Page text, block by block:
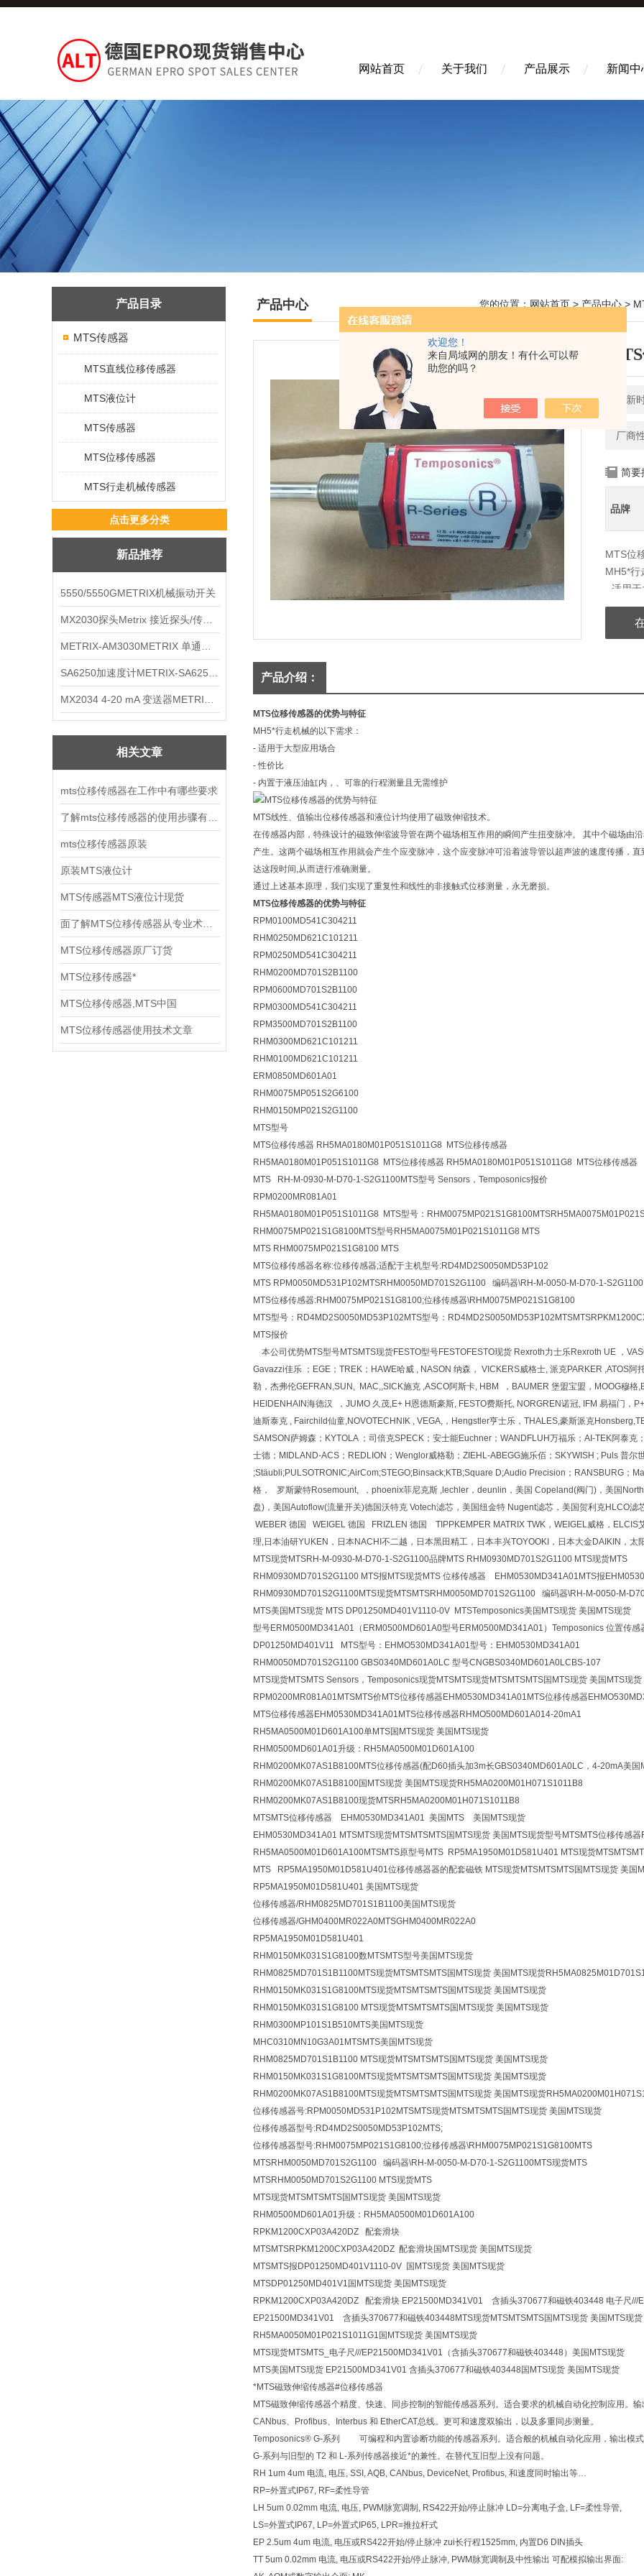
欢迎您！
来自局域网的朋友！有什么可以帮
助您的吗？
网站首页 关于我们 产品展示 新闻中
产品目录
MTS传感器
MTS直线位移传感器
MTS液位计
MTS传感器
MTS位移传感器
MTS行走机械传感器
点击更多分类
新品推荐
5550/5550GMETRIX机械振动开关
相关文章
mts位移传感器在工作中有哪些要求
mts位移传感器原装
原装MTS液位计
MTS传感器MTS液位计现货
MTS位移传感器原厂订货
MTS位移传感器*
MTS位移传感器,MTS中国
MTS位移传感器使用技术文章
产品中心 您的位置： 网站首页 > 产品中心 >
更新
厂商
简要
品牌
MTS位
MH5*行
- 适用
- 性价比
- 内置
产品介绍：
MTS位移传感器的优势与特征
MH5*行走机械的以下需求：
- 适用于大型应用场合
- 性价比
- 内置于液压油缸内，、可靠的行程测量且无需维护
MTS线性、值输出位移传感器和液位计均使用了磁致伸缩技术。
在传感器内部，特殊设计的磁致伸缩波导管在两个磁场相互作用的瞬间产生扭变脉冲。 其中个磁场由
产生。这两个磁场相互作用就会产生个应变脉冲，这个应变脉冲可沿着波导管以超声波的速度传播，
达这段时间,从而进行准确测量。
通过上述基本原理，我们实现了重复性和线性的非接触式位移测量，永无磨损。
MTS位移传感器的优势与特征
RPM0100MD541C304211
RHM0250MD621C101211
RPM0250MD541C304211
RHM0200MD701S2B1100
RPM0600MD701S2B1100
RPM0300MD541C304211
RPM3500MD701S2B1100
RHM0300MD621C101211
RHM0100MD621C101211
ERM0850MD601A01
RHM0075MP051S2G6100
RHM0150MP021S2G1100
MTS型号
MTS位移传感器 RH5MA0180M01P051S1011G8 MTS位移传感器
RH5MA0180M01P051S1011G8 MTS位移传感器 RH5MA0180M01P051S1011G8 MTS位移传感器
MTS RH-M-0930-M-D70-1-S2G1100MTS型号 Sensors，Temposonics报价
RPM0200MR081A01
RH5MA0180M01P051S1011G8 MTS型号：
RHM0075MP021S1G8100MTS型号RH5MA0075M01P021S1011G8 MTS
MTS RHM0075MP021S1G8100 MTS
MTS位移传感器名称:位移传感器;适配于主机型号:RD4MD2S0050MD53P102
MTS RPM0050MD531P102MTSRHM0050MD701S2G1100 编码器\RH-M-0050-M-D70-1-S2G1100
MTS位移传感器:RHM0075MP021S1G8100;位移传感器\RHM0075MP021S1G8100
MTS型号：RD4MD2S0050MD53P102MTS型号：
MTS报价
本公司优势MTS型号MTSMTS现货FESTO型号FESTOFESTO现货 Rexroth力士乐Rexroth UE ，
Gavazzi佳乐 ；EGE；TREK；HAWE哈威 , NASON 纳森， VICKERS威格士, 派克PARKER ,ATOS
勒，杰弗伦GEFRAN,SUN, MAC,,SICK施克 ,ASCO阿斯卡, HBM ，BAUMER 堡盟宝盟，MOOG穆
HEIDENHAIN海德汉 ，JUMO 久茂,E+ H恩德斯豪斯, FESTO费斯托, NORGREN诺冠, IFM 易福门，
迪斯泰克 , Fairchild仙童,NOVOTECHNIK , VEGA,，Hengstler亨士乐，THALES,豪斯派克
SAMSON萨姆森；KYTOLA ；司倍克SPECK；安士能Euchner；WANDFLUH万福乐；AI-TEK阿泰
士德；MIDLAND-ACS；REDLION；Wenglor威格勒；ZIEHL-ABEGG施乐佰；SKYWISH ; Puls 普尔
;Stäubli;PULSOTRONIC;AirCom;STEGO;Binsack;KTB;Square D;Audio Precision；RANSBURG；
格， 罗斯蒙特Rosemount, ，phoenix菲尼克斯 ,lechler，deunlin，美国 Copeland(阀门)，美国
盘)，美国Autoflow(流量开关)德国沃特克 Votech滤芯，美国纽金特 Nugent滤芯，美国贺利克HLCO
WEBER 德国 WEIGEL 德国 FRIZLEN 德国 TIPPKEMPER MATRIX TWK，WEIGEL威格，ELCIS
理,日本油研YUKEN，日本NACHI不二越，日本黑田精工，日本丰兴TOYOOKI，日本大金DAIKIN，太
MTS现货MTSRH-M-0930-M-D70-1-S2G1100品牌MTS RHM0930MD701S2G1100 MTS现货MTS
RHM0930MD701S2G1100 MTS报MTS现货MTS 位移传感器 EHM0530MD341A01MTS报
RHM0930MD701S2G1100MTS现货MTSMTSRHM0050MD701S2G1100 编码器\RH-M-0050-M-
MTS美国MTS现货 MTS DP01250MD401V1110-0V MTSTemposonics美国MTS现货 美国MTS现货
型号ERM0500MD341A01（ERM0500MD601A0型号ERM0500MD341A01）Temposonics 位置传
DP01250MD401V11 MTS型号：EHMO530MD341A01型号：EHM0530MD341A01
RHM0050MD701S2G1100 GBS0340MD601A0LC 型号CNGBS0340MD601A0LCBS-107
MTS现货MTSMTS Sensors，Temposonics现货MTSMTS现货MTSMTSMTS国MTS现货 美国MTS现货
RPM0200MR081A01MTSMTS价MTS位移传感器EHM0530MD341A01MTS位移传感器
MTS位移传感器EHM0530MD341A01MTS位移传感器RHMO500MD601A014-20mA1
RH5MA0500M01D601A100单MTS国MTS现货 美国MTS现货
RHM0500MD601A01升级：RH5MA0500M01D601A100
RHM0200MK07AS1B8100MTS位移传感器(配D60插头加3m长GBS0340MD601A0LC，4-20mA美国
RHM0200MK07AS1B8100国MTS现货 美国MTS现货RH5MA0200M01H071S1011B8
RHM0200MK07AS1B8100现货MTSRH5MA0200M01H071S1011B8
MTSMTS位移传感器 EHM0530MD341A01 美国MTS 美国MTS现货
EHM0530MD341A01 MTSMTS现货MTSMTSMTS国MTS现货 美国MTS现货型号MTSMTS位移传感器
RH5MA0500M01D601A100MTSMTS原型号MTS RP5MA1950M01D581U401 MTS现货
MTS RP5MA1950M01D581U401位移传感器器的配套磁铁 MTS现货MTSMTSMTS国MTS现货 美国
RP5MA1950M01D581U401 美国MTS现货
位移传感器/RHM0825MD701S1B1100美国MTS现货
位移传感器/GHM0400MR022A0MTSGHM0400MR022A0
RP5MA1950M01D581U401
RHM0150MK031S1G8100数MTSMTS型号美国MTS现货
RHM0825MD701S1B1100MTS现货MTSMTSMTS国MTS现货 美国MTS现货
RHM0150MK031S1G8100MTS现货MTSMTSMTS国MTS现货 美国MTS现货
RHM0150MK031S1G8100 MTS现货MTSMTSMTS国MTS现货 美国MTS现货
RHM0300MP101S1B510MTS美国MTS现货
MHC0310MN10G3A01MTSMTS美国MTS现货
RHM0825MD701S1B1100 MTS现货MTSMTSMTS国MTS现货 美国MTS现货
RHM0150MK031S1G8100MTS现货MTSMTSMTS国MTS现货 美国MTS现货
RHM0200MK07AS1B8100MTS现货MTSMTSMTS国MTS现货 美国MTS现货
位移传感器号:RPM0050MD531P102MTSMTS现货MTSMTSMTS国MTS现货 美国MTS现货
位移传感器型号:RD4MD2S0050MD53P102MTS;
位移传感器型号:RHM0075MP021S1G8100;位移传感器\RHM0075MP021S1G8100MTS
MTSRHM0050MD701S2G1100 编码器\RH-M-0050-M-D70-1-S2G1100MTS现货MTS
MTSRHM0050MD701S2G1100 MTS现货MTS
MTS现货MTSMTSMTS国MTS现货 美国MTS现货
RHM0500MD601A01升级：RH5MA0500M01D601A100
RPKM1200CXP03A420DZ 配套滑块
MTSMTSRPKM1200CXP03A420DZ 配套滑块国MTS现货 美国MTS现货
MTSMTS报DP01250MD401V1110-0V 国MTS现货 美国MTS现货
MTSDP01250MD401V1国MTS现货 美国MTS现货
RPKM1200CXP03A420DZ 配套滑块 EP21500MD341V01 含插头370677和磁铁403448 电子尺///
EP21500MD341V01 含插头370677和磁铁403448MTS现货MTSMTSMTS国MTS现货 美国MTS现货
RH5MA0050M01P021S1011G1 国MTS现货 美国MTS现货
MTS现货MTSMTS_电子尺///EP21500MD341V01（含插头370677和磁铁403448）美国MTS现货
MTS美国MTS现货 EP21500MD341V01 含插头370677和磁铁403448国MTS现货 美国MTS现货
*MTS磁致伸缩传感器#位移传感器
MTS磁致伸缩传感器个精度、快速、同步控制的智能传感器系列。适合要求的机械自动化控制应用。
CANbus、Profibus、Interbus 和 EtherCAT总线。更可和速度双输出，以及多重同步测量。
Temposonics® G-系列 可编程和内置诊断功能的传感器系列。适合般的机械自动化应用，输出模
G-系列与旧型的 T2 和 L-系列传感器接近*的兼性。在替代互旧型上没有问题。
RH 1um 4um 电流, 电压, SSI, AQB, CANbus, DeviceNet, Profibus, 和速度同时输出等…
RP=外置式IP67, RF=柔性导管
LH 5um 0.02mm 电流, 电压, PWM脉宽调制, RS422开始/停止脉冲 LD=分离电子盒, LF=柔性导管,
LS=外置式IP67, LP=外置式IP65, LPR=推拉杆式
EP 2.5um 4um 电流, 电压或RS422开始/停止脉冲 zui长行程1525mm, 内置D6 DIN插头
TT 5um 0.02mm 电流, 电压或RS422开始/停止脉冲, PWM脉宽调制及中性输出 可配模拟输出界面: